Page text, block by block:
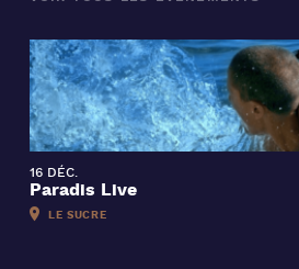
16 DÉC.
Paradis Live
LE SUCRE